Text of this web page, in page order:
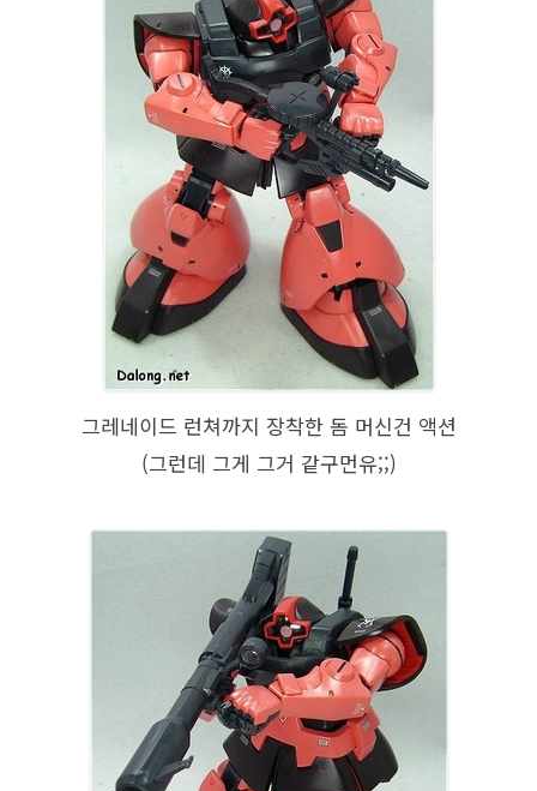
그레네이드 런쳐까지 장착한 돔 머신건 액션
(그런데 그게 그거 같구먼유;;)